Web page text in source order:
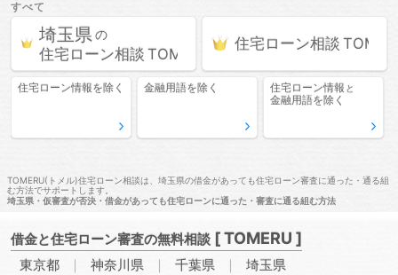
TOMERU(トメル)住宅ローン相談は、埼玉県の借金があっても住宅ローン審査に通った・通る組
む方法でサポートします。
埼玉県・仮審査が否決・借金があっても住宅ローンに通った・審査に通る組む方法
すべて
埼玉県 の
住宅ローン相談
住宅ローン相談
住宅ローン情報を除く 金融用語を除く 住宅ローン情報 と
金融用語を除く
借金と住宅ローン審査の無料相談 [ TOMERU ]
東京都 神奈川県 千葉県
埼玉県